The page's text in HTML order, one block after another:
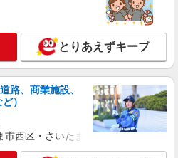
円〜1400円（経験・能力による） ※
★交通費別途支給（規定あり） ゜
・゜+゜・。○。・゜+゜ 入社祝い金10
と, インセンテ
払い可能（規程
○。・゜+゜・。○。・゜+゜
崎市のdocomoショップ
詳細を見る
しくなれる携帯販売
】
とりあえずキープ
路、商業施設、
）
市西区・さいたま市岩槻区・久喜市・